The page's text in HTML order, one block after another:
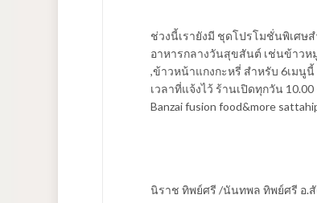
ช่วงนี้เรายังมี ชุดโปรโมชั่นพิเศษ
อาหารกลางวันสุขสันต์ เช่นข้าวห
,ข้าวหน้าแกงกะหรี่ สำหรับ 6เมนูนี้
เวลาที่แจ้งไว้ ร้านเปิดทุกวัน
Banzai fusion food&more
นิราช ทิพย์ศรี /นันทพล ทิพย์ศรี อ.สั